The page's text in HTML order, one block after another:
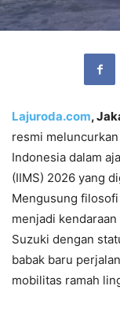
Lajuroda.com,
resmi
Indonesia dalam
(IIMS) 2026 yang
Mengusung filosofi
menjadi
Suzuki dengan
babak baru
mobilitas ramah